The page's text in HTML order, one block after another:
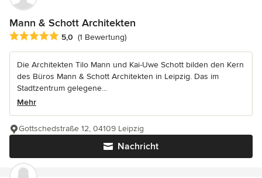
Mann & Schott Architekten
Durchschnittliche Bewertung: 5 von 5 Sternen
5,0 (1 Bewertung)
Die Architekten Tilo Mann und Kai-Uwe Schott bilden den Kern
des Büros Mann & Schott Architekten in Leipzig. Das im
Stadtzentrum gelegene...
Mehr
Nachricht
Gottschedstraße 12, 04109 Leipzig